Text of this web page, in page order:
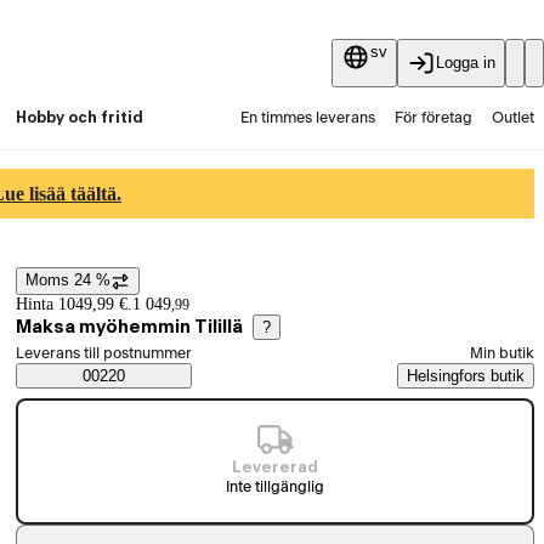
sv
Logga in
Hobby och fritid En timmes leverans För företag Outlet
lisää täältä.
Prisinformation
Moms 24 %
Hinta 1049,99 €. 1 049,99
Maksa myöhemmin Tilillä ?
Saatavuustiedot
Välj beställningssätt
Leverans till postnummer
00220
Min butik
Helsingfors butik
Levererad
Inte tillgänglig